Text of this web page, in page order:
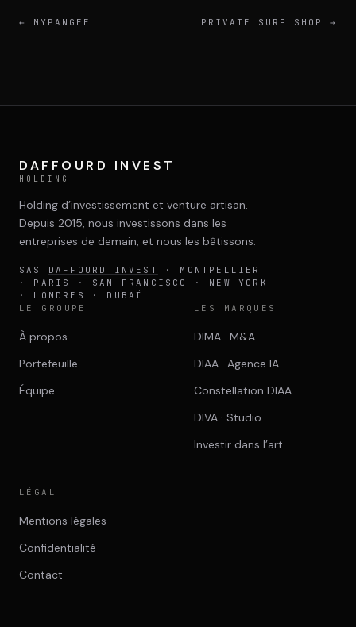
← MYPANGEE PRIVATE SURF SHOP →
DAFFOURD INVEST
HOLDING
Holding d’investissement et venture artisan.
Depuis 2015, nous investissons dans les
entreprises de demain, et nous les bâtissons.
SAS DAFFOURD INVEST
· MONTPELLIER
· PARIS · SAN FRANCISCO · NEW YORK
· LONDRES · DUBAÏ
LE GROUPE
À propos
Portefeuille
Équipe
LES MARQUES
DIMA · M&A
DIAA · Agence IA
Constellation DIAA
DIVA · Studio
Investir dans l’art
LÉGAL
Mentions légales
Confidentialité
Contact